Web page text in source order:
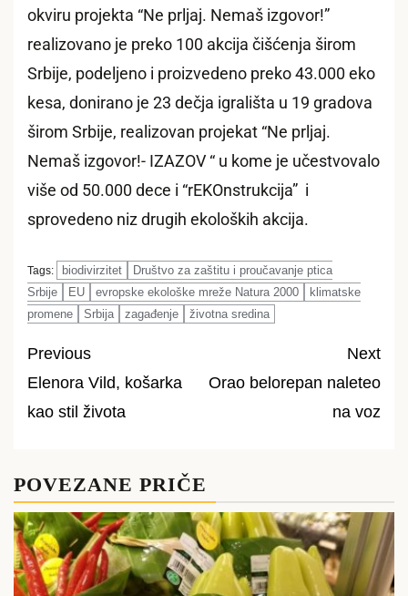
okviru projekta “Ne prljaj. Nemaš izgovor!”
realizovano je preko 100 akcija čišćenja širom
Srbije, podeljeno i proizvedeno preko 43.000 eko
kesa, donirano je 23 dečja igrališta u 19 gradova
širom Srbije, realizovan projekat “Ne prljaj.
Nemaš izgovor!- IZAZOV “ u kome je učestvovalo
više od 50.000 dece i “rEKOnstrukcija” i
sprovedeno niz drugih ekoloških akcija.
Tags: biodivirzitet
Društvo za zaštitu i proučavanje ptica
Srbije
EU evropske ekološke mreže Natura 2000
klimatske
promene
Srbija zagađenje životna sredina
Post
navigation
Previous
Elenora Vild, košarka
kao stil života
Next
Orao belorepan naleteo
na voz
POVEZANE PRIČE